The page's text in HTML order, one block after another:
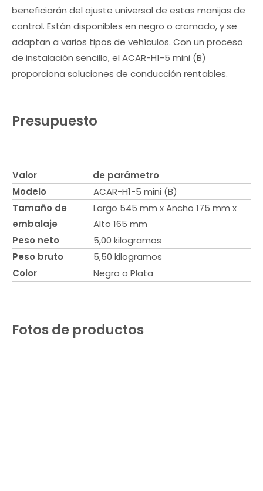
beneficiarán del ajuste universal de estas manijas de
control. Están disponibles en negro o cromado, y se
adaptan a varios tipos de vehículos. Con un proceso
de instalación sencillo, el ACAR-H1-5 mini (B)
proporciona soluciones de conducción rentables.
Presupuesto
Valor
de parámetro
Modelo
ACAR-H1-5 mini (B)
Tamaño de
embalaje
Largo 545 mm x Ancho 175 mm x
Alto 165 mm
Peso neto
5,00 kilogramos
Peso bruto
5,50 kilogramos
Color
Negro o Plata
Fotos de productos